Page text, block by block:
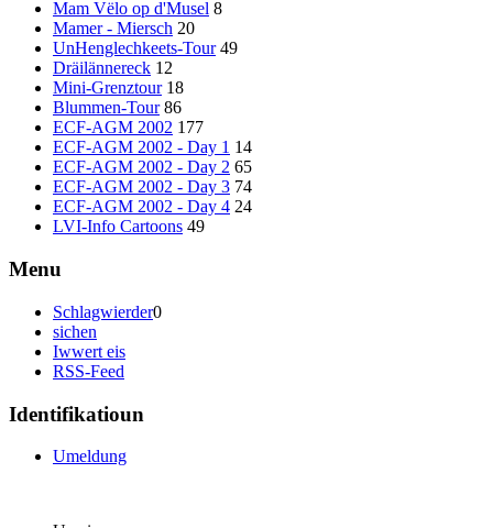
Mam Vëlo op d'Musel 8
Mamer - Miersch 20
UnHenglechkeets-Tour 49
Dräilännereck 12
Mini-Grenztour 18
Blummen-Tour 86
ECF-AGM 2002 177
ECF-AGM 2002 - Day 1 14
ECF-AGM 2002 - Day 2 65
ECF-AGM 2002 - Day 3 74
ECF-AGM 2002 - Day 4 24
LVI-Info Cartoons 49
Menu
Schlagwierder0
sichen
Iwwert eis
RSS-Feed
Identifikatioun
Umeldung